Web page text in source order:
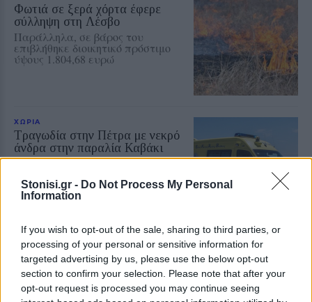
Stonisi.gr - Do Not Process My Personal
Information
If you wish to opt-out of the sale, sharing to third parties, or
processing of your personal or sensitive information for
targeted advertising by us, please use the below opt-out
section to confirm your selection. Please note that after your
opt-out request is processed you may continue seeing
Φωτιά σε ξερά χόρτα έφερε
σύλληψη στη Λέσβο
Παράλληλα, σε βάρος του
επιβλήθηκε διοικητικό πρόστιμο
ύψους 1.804,68 ευρώ
ΧΩΡΙΑ
Τραγωδία στην Πέτρα με νεκρό
άνδρα στην παραλία Καβάκι
Ανασύρθηκε χωρίς τις αισθήσεις
Υγείας Καλλονής, όπου
διαπιστώθηκε ο θάνατός του
ΧΩΡΙΑ
Η Θερμή γιόρτασε τους
γευστικούς θησαυρούς της
Λέσβου